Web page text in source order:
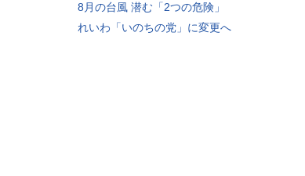
8月の台風 潜む「2つの危険」
れいわ「いのちの党」に変更へ